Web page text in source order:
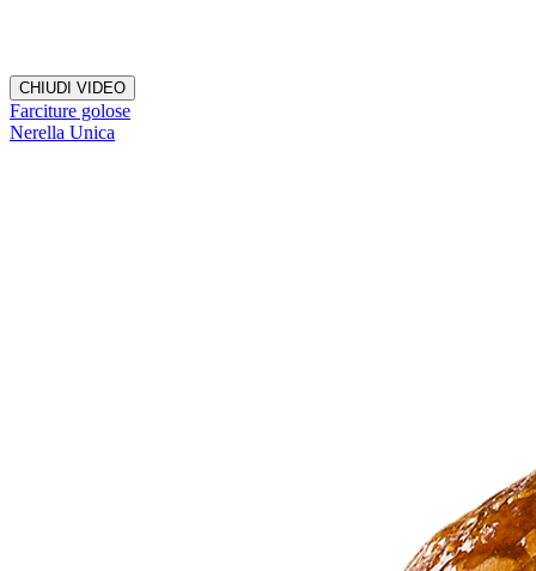
CHIUDI VIDEO
Farciture golose
Nerella Unica